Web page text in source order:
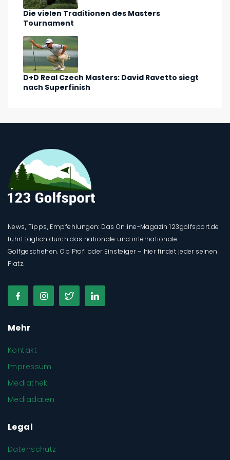
Die vielen Traditionen des Masters
Tournament
D+D Real Czech Masters: David Ravetto siegt
nach Superfinish
News, Tipps, Empfehlungen: Das Online-Magazin 123golfsport.de
führt täglich durch das nationale und internationale
Golfgeschehen. Ob Profi oder Einsteiger – hier findet jeder seinen
Platz.
Mehr
Kontakt
Impressum
Mediathek
Mediadaten
Legal
Datenschutz